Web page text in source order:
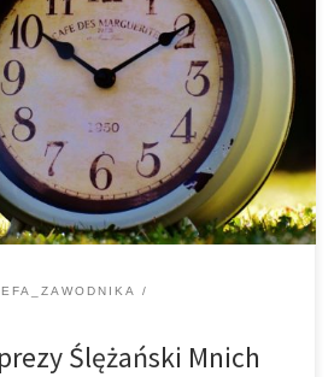
16.00-19.00 – odbiór numerów i
al. Św. Anny 12 /Stadion/ /
wyrobienia licencji/ 02.05.2021 r.
– odbiór numerów i pakietów
Anny 12 /Stadion/ / istnieje
licencji w biurze zawodów/ godz.
Ślężański Mnich